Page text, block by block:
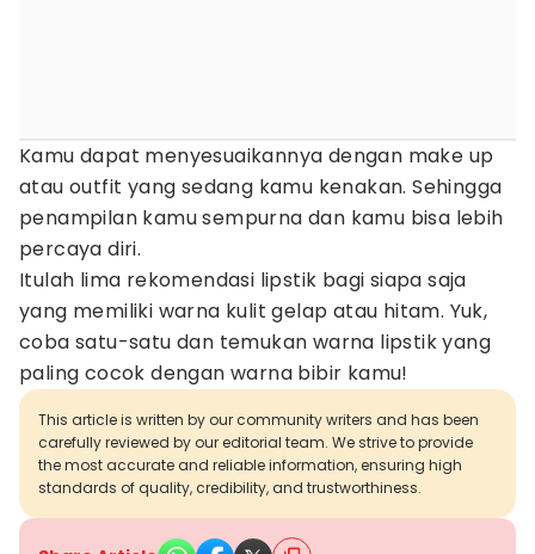
Kamu dapat menyesuaikannya dengan make up
atau outfit yang sedang kamu kenakan. Sehingga
penampilan kamu sempurna dan kamu bisa lebih
percaya diri.
Itulah lima rekomendasi lipstik bagi siapa saja
yang memiliki warna kulit gelap atau hitam. Yuk,
coba satu-satu dan temukan warna lipstik yang
paling cocok dengan warna bibir kamu!
This article is written by our community writers and has been
carefully reviewed by our editorial team. We strive to provide
the most accurate and reliable information, ensuring high
standards of quality, credibility, and trustworthiness.